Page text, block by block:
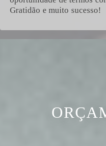
Gratidão e muito sucesso!